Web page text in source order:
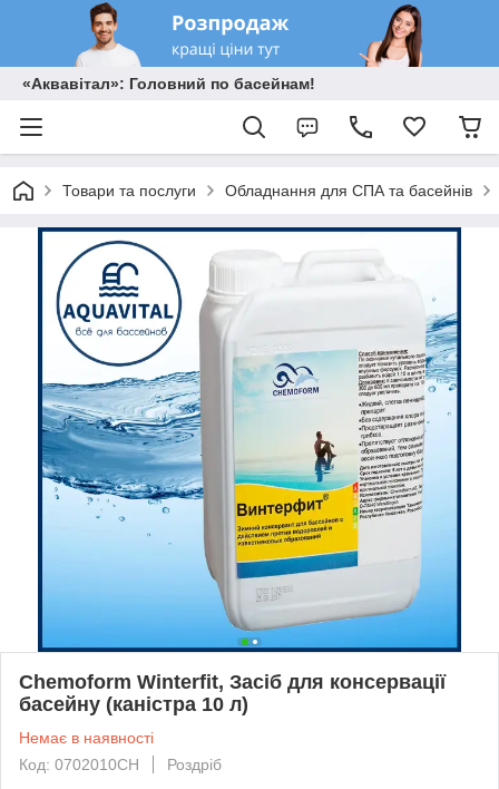
«Аквавітал»: Головний по басейнам!
Товари та послуги Обладнання для СПА та басейнів
Chemoform Winterfit, Засіб для консервації
басейну (каністра 10 л)
Немає в наявності
Код: 0702010CH
Роздріб